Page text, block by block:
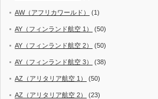
AW（アフリカワールド） (1)
AY（フィンランド航空 1） (50)
AY（フィンランド航空 2） (50)
AY（フィンランド航空 3） (38)
AZ（アリタリア航空 1） (50)
AZ（アリタリア航空 2） (23)